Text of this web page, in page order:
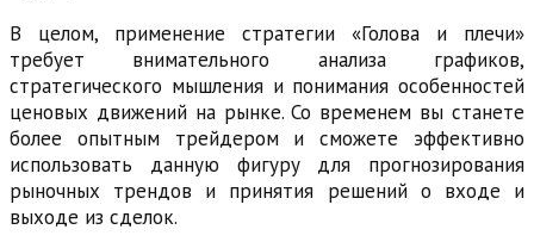
В целом, применение стратегии «Голова и плечи»
требует внимательного анализа графиков,
стратегического мышления и понимания особенностей
ценовых движений на рынке. Со временем вы станете
более опытным трейдером и сможете эффективно
использовать данную фигуру для прогнозирования
рыночных трендов и принятия решений о входе и
выходе из сделок.